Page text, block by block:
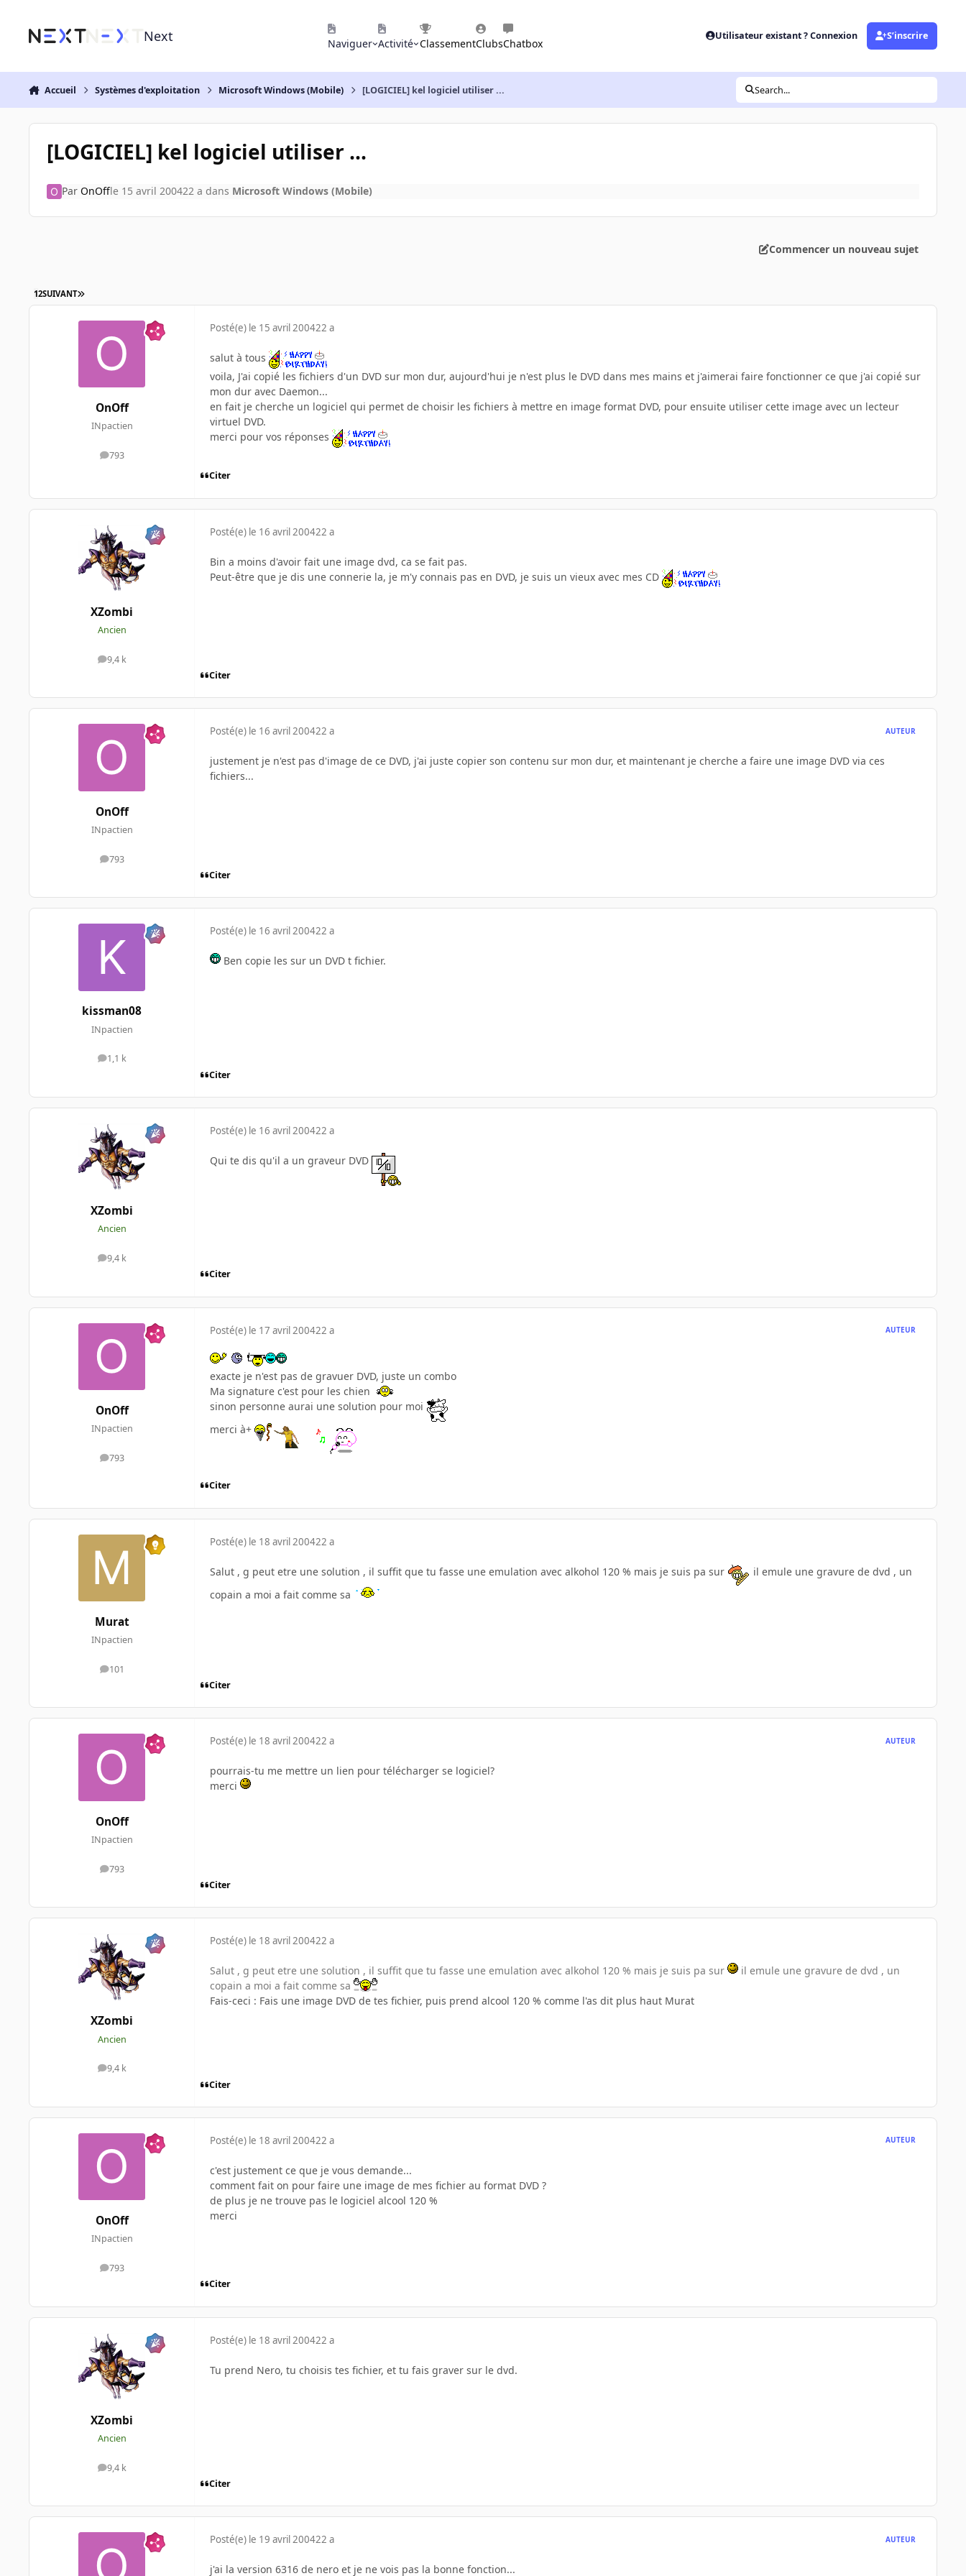
Next Naviguer Activité ClassementClubsChatbox
Utilisateur existant ? Connexion S’inscrire
Accueil Systèmes d'exploitation Microsoft Windows (Mobile) [LOGICIEL] kel logiciel utiliser ... Search...
[LOGICIEL] kel logiciel utiliser ...
Par OnOffle 15 avril 200422 a dans Microsoft Windows (Mobile)
Commencer un nouveau sujet
12SUIVANT
OnOff
INpactien
793
messages
Posté(e) le 15 avril 200422 a
salut à tous
voila, J'ai copié les fichiers d'un DVD sur mon dur, aujourd'hui je n'est plus le DVD dans mes mains et j'aimerai faire fonctionner ce que j'ai copié sur
mon dur avec Daemon...
en fait je cherche un logiciel qui permet de choisir les fichiers à mettre en image format DVD, pour ensuite utiliser cette image avec un lecteur
virtuel DVD.
merci pour vos réponses
Citer
XZombi
Ancien
9,4 k
messages
Posté(e) le 16 avril 200422 a
Bin a moins d'avoir fait une image dvd, ca se fait pas.
Peut-être que je dis une connerie la, je m'y connais pas en DVD, je suis un vieux avec mes CD
Citer
OnOff
INpactien
793
messages
Posté(e) le 16 avril 200422 a AUTEUR
justement je n'est pas d'image de ce DVD, j'ai juste copier son contenu sur mon dur, et maintenant je cherche a faire une image DVD via ces
fichiers...
Citer
kissman08
INpactien
1,1 k
messages
Posté(e) le 16 avril 200422 a
Ben copie les sur un DVD t fichier.
Citer
XZombi
Ancien
9,4 k
messages
Posté(e) le 16 avril 200422 a
Qui te dis qu'il a un graveur DVD
Citer
OnOff
INpactien
793
messages
Posté(e) le 17 avril 200422 a AUTEUR
exacte je n'est pas de gravuer DVD, juste un combo
Ma signature c'est pour les chien
sinon personne aurai une solution pour moi
merci à+
Citer
Murat
INpactien
101
messages
Posté(e) le 18 avril 200422 a
Salut , g peut etre une solution , il suffit que tu fasse une emulation avec alkohol 120 % mais je suis pa sur
il emule une gravure de dvd , un
copain a moi a fait comme sa
Citer
OnOff
INpactien
793
messages
Posté(e) le 18 avril 200422 a AUTEUR
pourrais-tu me mettre un lien pour télécharger se logiciel?
merci
Citer
XZombi
Ancien
9,4 k
messages
Posté(e) le 18 avril 200422 a
Salut , g peut etre une solution , il suffit que tu fasse une emulation avec alkohol 120 % mais je suis pa sur
il emule une gravure de dvd , un
copain a moi a fait comme sa
Fais-ceci : Fais une image DVD de tes fichier, puis prend alcool 120 % comme l'as dit plus haut Murat
Citer
OnOff
INpactien
793
messages
Posté(e) le 18 avril 200422 a AUTEUR
c'est justement ce que je vous demande...
comment fait on pour faire une image de mes fichier au format DVD ?
de plus je ne trouve pas le logiciel alcool 120 %
merci
Citer
XZombi
Ancien
9,4 k
messages
Posté(e) le 18 avril 200422 a
Tu prend Nero, tu choisis tes fichier, et tu fais graver sur le dvd.
Citer
Posté(e) le 19 avril 200422 a AUTEUR
j'ai la version 6316 de nero et je ne vois pas la bonne fonction...